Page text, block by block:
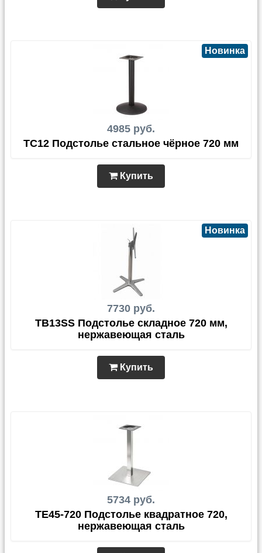
4985 руб.
Новинка
TC12 Подстолье стальное чёрное 720 мм
Купить
7730 руб.
Новинка
ТВ13SS Подстолье складное 720 мм,
нержавеющая сталь
Купить
5734 руб.
TЕ45-720 Подстолье квадратное 720,
нержавеющая сталь